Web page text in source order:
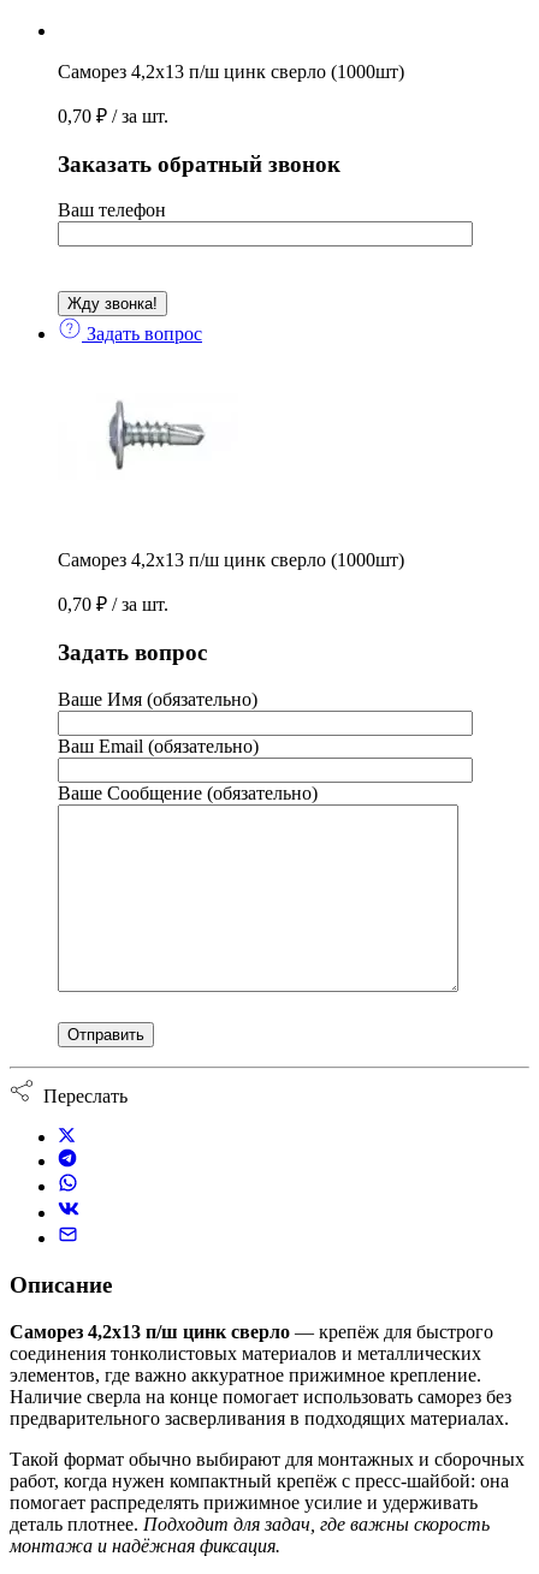
Саморез 4,2х13 п/ш цинк сверло (1000шт)
0,70 ₽ / за шт.
Заказать обратный звонок
Ваш телефон
Задать вопрос
Саморез 4,2х13 п/ш цинк сверло (1000шт)
0,70 ₽ / за шт.
Задать вопрос
Ваше Имя (обязательно)
Ваш Email (обязательно)
Ваше Сообщение (обязательно)
Переслать
Описание
Саморез 4,2х13 п/ш цинк сверло — крепёж для быстрого
соединения тонколистовых материалов и металлических
элементов, где важно аккуратное прижимное крепление.
Наличие сверла на конце помогает использовать саморез без
предварительного засверливания в подходящих материалах.
Такой формат обычно выбирают для монтажных и сборочных
работ, когда нужен компактный крепёж с пресс-шайбой: она
помогает распределять прижимное усилие и удерживать
деталь плотнее. Подходит для задач, где важны скорость
монтажа и надёжная фиксация.